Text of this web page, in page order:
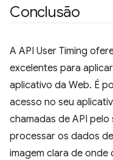
Conclusão
A API User Timing
excelentes para
aplicativo da Web. É
acesso no seu
chamadas de API
processar os dados
imagem clara de